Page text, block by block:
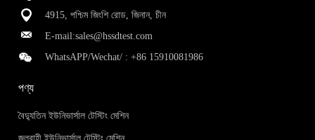
4915, পশ্চিম জিংশি রোড, জিনান, চীন
E-mail:sales@hssdtest.com
WhatsAPP/Wechat/ :+86 15910081986
পণ্য
বৈদ্যুতিন ইউনিভার্সাল টেস্টিং মেশিন